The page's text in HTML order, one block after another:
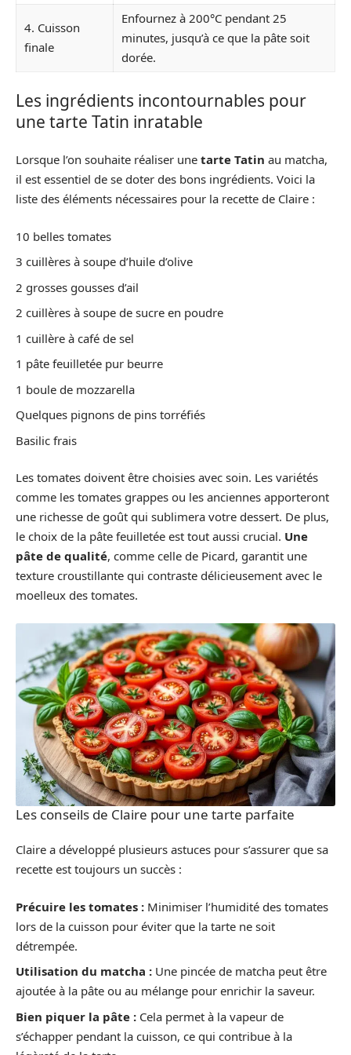
4. Cuisson
finale
Enfournez à 200°C pendant 25
minutes, jusqu’à ce que la pâte soit
dorée.
Les ingrédients incontournables pour
une tarte Tatin inratable
Lorsque l’on souhaite réaliser une tarte Tatin au matcha,
il est essentiel de se doter des bons ingrédients. Voici la
liste des éléments nécessaires pour la recette de Claire :
10 belles tomates
3 cuillères à soupe d’huile d’olive
2 grosses gousses d’ail
2 cuillères à soupe de sucre en poudre
1 cuillère à café de sel
1 pâte feuilletée pur beurre
1 boule de mozzarella
Quelques pignons de pins torréfiés
Basilic frais
Les tomates doivent être choisies avec soin. Les variétés
comme les tomates grappes ou les anciennes apporteront
une richesse de goût qui sublimera votre dessert. De plus,
le choix de la pâte feuilletée est tout aussi crucial. Une
pâte de qualité, comme celle de Picard, garantit une
texture croustillante qui contraste délicieusement avec le
moelleux des tomates.
Les conseils de Claire pour une tarte parfaite
Claire a développé plusieurs astuces pour s’assurer que sa
recette est toujours un succès :
Précuire les tomates : Minimiser l’humidité des tomates
lors de la cuisson pour éviter que la tarte ne soit
détrempée.
Utilisation du matcha : Une pincée de matcha peut être
ajoutée à la pâte ou au mélange pour enrichir la saveur.
Bien piquer la pâte : Cela permet à la vapeur de
s’échapper pendant la cuisson, ce qui contribue à la